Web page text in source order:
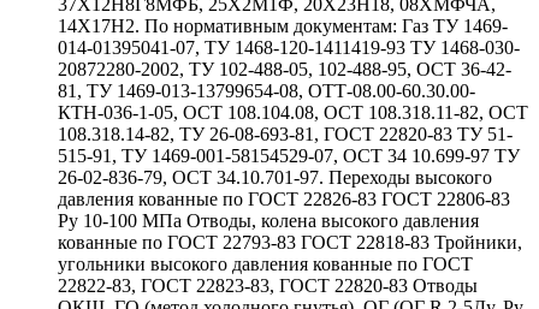
14Х17Н2. По нормативным документам: Газ ТУ 1469-
014-01395041-07, ТУ 1468-120-1411419-93 ТУ 1468-030-
20872280-2002, ТУ 102-488-05, 102-488-95, ОСТ 36-42-
81, ТУ 1469-013-13799654-08, ОТТ-08.00-60.30.00-
КТН-036-1-05, ОСТ 108.104.08, ОСТ 108.318.11-82, ОСТ
108.318.14-82, ТУ 26-08-693-81, ГОСТ 22820-83 ТУ 51-
515-91, ТУ 1469-001-58154529-07, ОСТ 34 10.699-97 ТУ
26-02-836-79, ОСТ 34.10.701-97. Переходы высокого
давления кованные по ГОСТ 22826-83 ГОСТ 22806-83
Ру 10-100 МПа Отводы, колена высокого давления
кованные по ГОСТ 22793-83 ГОСТ 22818-83 Тройники,
угольники высокого давления кованные по ГОСТ
22822-83, ГОСТ 22823-83, ГОСТ 22820-83 Отводы